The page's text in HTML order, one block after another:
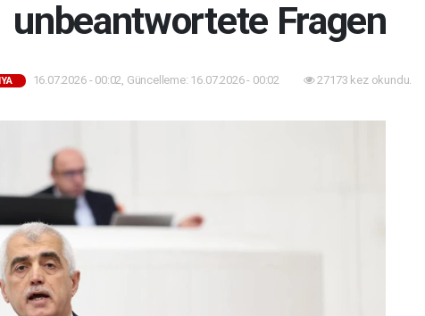
unbeantwortete Fragen
16.07.2026 - 00:02, Güncelleme: 16.07.2026 - 00:02 27173 kez okundu.